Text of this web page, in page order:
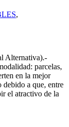
,
Alternativa).-
parcelas,
en la mejor
debido a que, entre
el atractivo de la